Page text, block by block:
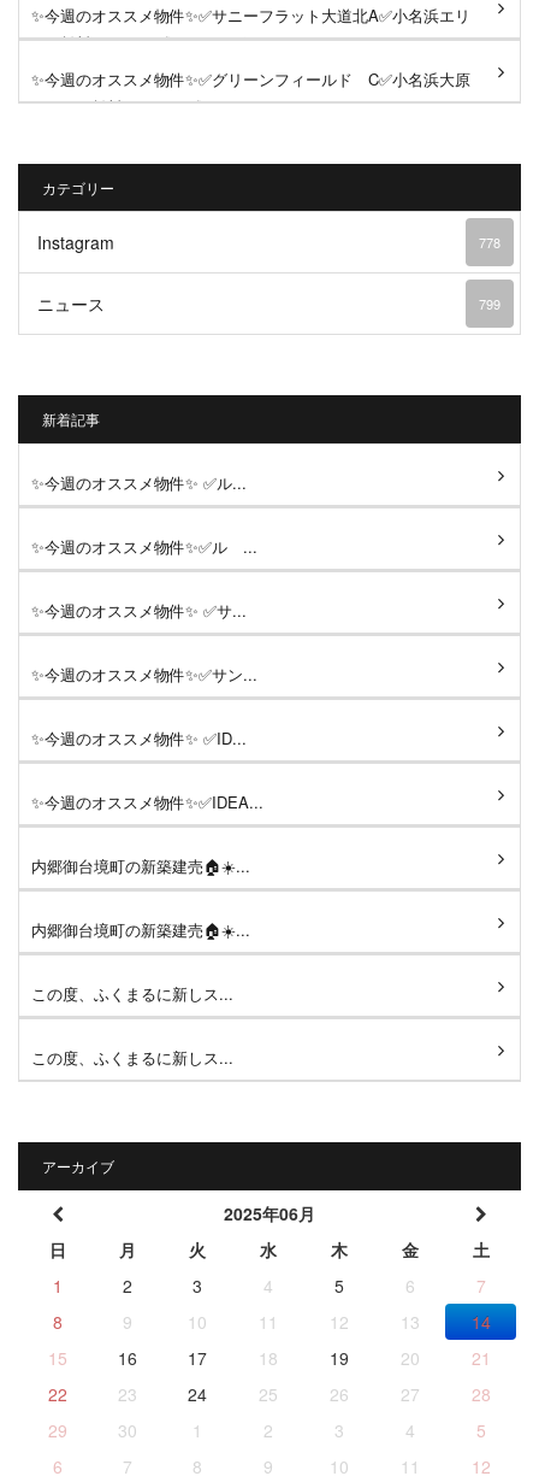
✨今週のオススメ物件✨✅サニーフラット大道北A✅小名浜エリ
ア✅賃料49,000円《おすすめポ...
✨今週のオススメ物件✨✅グリーンフィールド C✅小名浜大原
エリア✅賃料73,000円《おすす...
カテゴリー
Instagram 778
ニュース 799
新着記事
✨今週のオススメ物件✨ ✅ル...
✨今週のオススメ物件✨✅ル ...
✨今週のオススメ物件✨ ✅サ...
✨今週のオススメ物件✨✅サン...
✨今週のオススメ物件✨ ✅ID...
✨今週のオススメ物件✨✅IDEA...
内郷御台境町の新築建売🏠☀️...
内郷御台境町の新築建売🏠☀️...
この度、ふくまるに新しス...
この度、ふくまるに新しス...
アーカイブ
2025年06月
日
月 火 水 木 金
土
1
2 3 4 5 6
7
8
9 10 11 12 13
14
15
16 17 18 19 20
21
22
23 24 25 26 27
28
29
30 1 2 3 4
5
6
7 8 9 10 11 12